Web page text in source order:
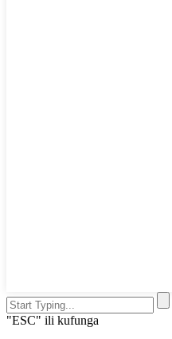
"ESC" ili kufunga